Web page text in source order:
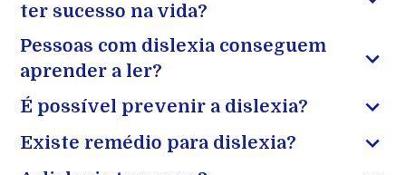
ter sucesso na vida?
Pessoas com dislexia conseguem
aprender a ler?
É possível prevenir a dislexia?
Existe remédio para dislexia?